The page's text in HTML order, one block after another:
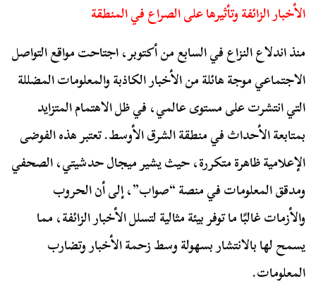
الأخبار الزائفة وتأثيرها على الصراع في المنطقة
منذ اندلاع النزاع في السابع من أكتوبر، اجتاحت مواقع التواصل
الاجتماعي موجة هائلة من الأخبار الكاذبة والمعلومات المضللة
التي انتشرت على مستوى عالمي، في ظل الاهتمام المتزايد
بمتابعة الأحداث في منطقة الشرق الأوسط. تعتبر هذه الفوضى
الإعلامية ظاهرة متكررة، حيث يشير ميجال حدشيتي، الصحفي
ومدقق المعلومات في منصة “صواب”، إلى أن الحروب
والأزمات غالبًا ما توفر بيئة مثالية لتسلل الأخبار الزائفة، مما
يسمح لها بالانتشار بسهولة وسط زحمة الأخبار وتضارب
المعلومات.